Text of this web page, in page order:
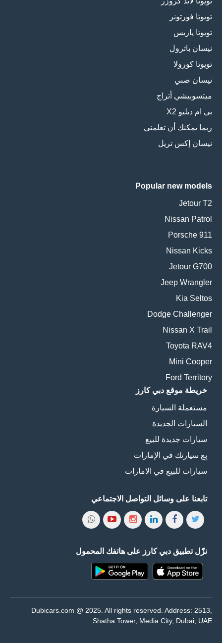
تويوتا فورتونر
تويوتا ياريس
نيسان باترول
تويوتا كورولا
نيسان صني
ميتسوبيشي أتراج
بي ام دبليو X2
ربما يمكنك أن تعلمني
نيسان إكس تريل
Popular new models
Jetour T2
Nissan Patrol
Porsche 911
Nissan Kicks
Jetour G700
Jeep Wrangler
Kia Seltos
Dodge Challenger
Nissan X Trail
Toyota RAV4
Mini Cooper
Ford Territory
خريطة موقع دبي كارز
مستعملة السيارة
السيارات الجديدة
سيارات جديدة للبيع
بِع سيارتك في الإمارات
سيارات للبيع في الامارات
تابعنا على وسائل التواصل الاجتماعي
نزّل تطبيق دبي كارز على هاتفك المحمول
Dubicars.com @ 2025. All rights reserved. Address: 2513,
Shatha Tower, Media City, Dubai, UAE